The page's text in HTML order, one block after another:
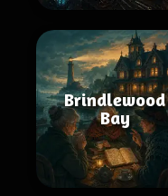
Brindlewood
Bay